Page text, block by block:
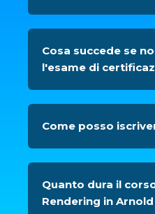
Cosa succede se
l'esame di
Come posso
Quanto dura il
Rendering in